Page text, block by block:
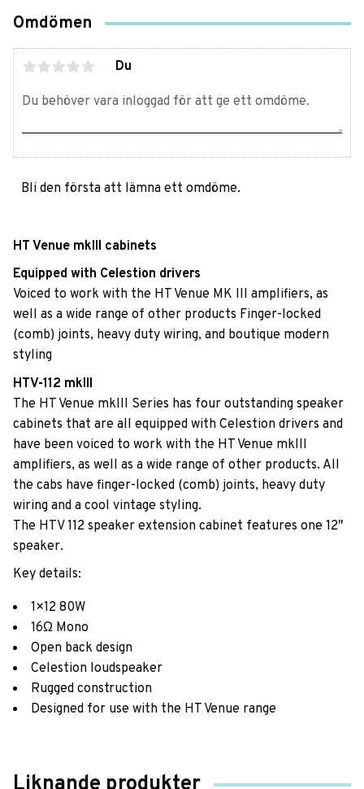
Omdömen
Du
Bli den första att lämna ett omdöme.
HT Venue mkIII cabinets
Equipped with Celestion drivers
Voiced to work with the HT Venue MK III amplifiers, as
well as a wide range of other products Finger-locked
(comb) joints, heavy duty wiring, and boutique modern
styling
HTV-112 mkIII
The HT Venue mkIII Series has four outstanding speaker
cabinets that are all equipped with Celestion drivers and
have been voiced to work with the HT Venue mkIII
amplifiers, as well as a wide range of other products. All
the cabs have finger-locked (comb) joints, heavy duty
wiring and a cool vintage styling.
The HTV 112 speaker extension cabinet features one 12″
speaker.
Key details:
1×12 80W
16Ω Mono
Open back design
Celestion loudspeaker
Rugged construction
Designed for use with the HT Venue range